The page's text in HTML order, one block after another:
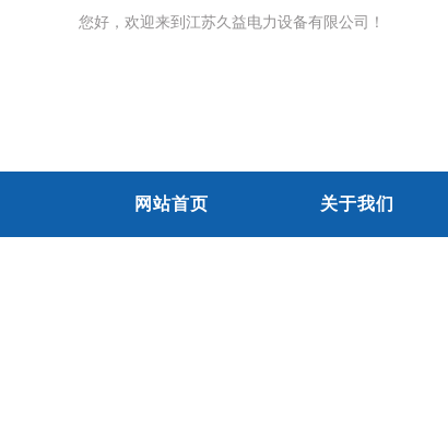
您好，欢迎来到江苏久益电力设备有限公司！
网站首页 关于我们